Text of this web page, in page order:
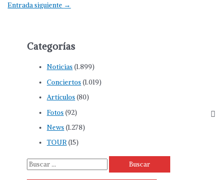
de
Entrada siguiente →
Categorías
Noticias (1.899)
Conciertos (1.019)
Artículos (80)
Fotos (92)
News (1.278)
TOUR(15)
B